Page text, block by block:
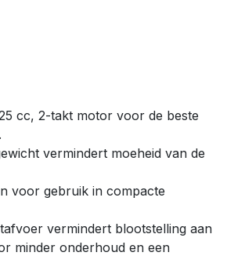
cc, 2-takt motor voor de beste
vermindert moeheid van de
voor gebruik in compacte
vermindert blootstelling aan
minder onderhoud en een